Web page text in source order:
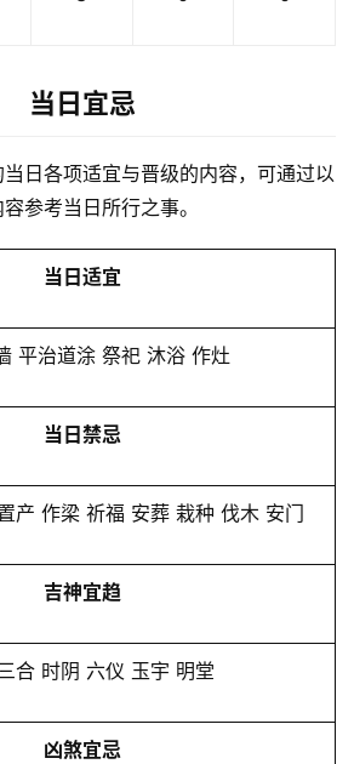
当日宜忌
日各项适宜与晋级的内容，可通过以
参考当日所行之事。
当日适宜
平治道涂 祭祀 沐浴 作灶
当日禁忌
产 作梁 祈福 安葬 栽种 伐木 安门
吉神宜趋
合 时阴 六仪 玉宇 明堂
凶煞宜忌